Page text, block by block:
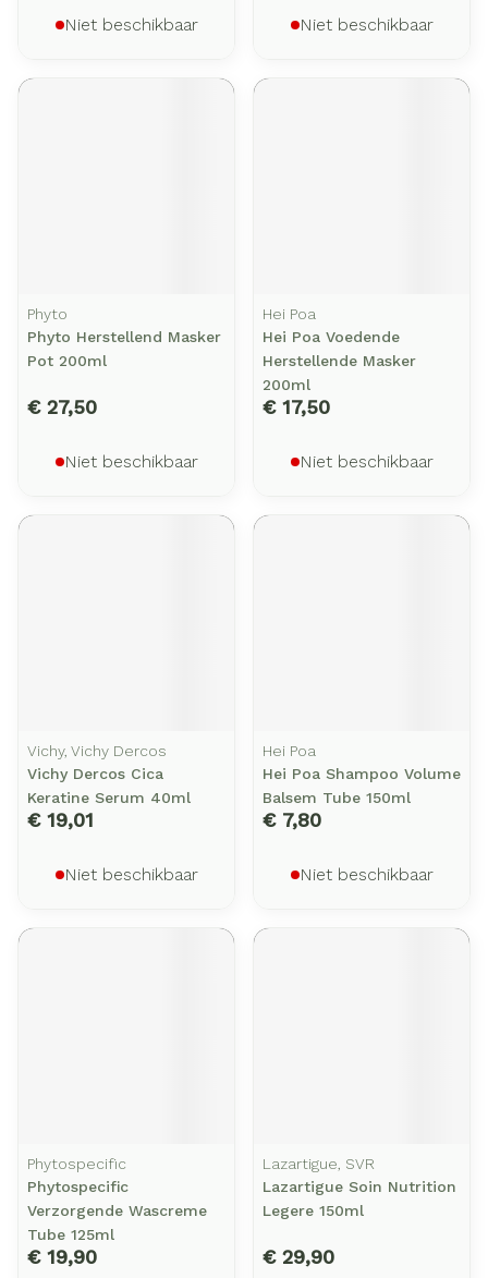
Niet beschikbaar Niet beschikbaar
Phyto
Phyto Herstellend Masker
Pot 200ml
€ 27,50
Niet beschikbaar
Hei Poa
Hei Poa Voedende
Herstellende Masker
200ml
€ 17,50
Niet beschikbaar
Vichy, Vichy Dercos
Vichy Dercos Cica
Keratine Serum 40ml
€ 19,01
Niet beschikbaar
Hei Poa
Hei Poa Shampoo Volume
Balsem Tube 150ml
€ 7,80
Niet beschikbaar
Phytospecific
Phytospecific
Verzorgende Wascreme
Tube 125ml
€ 19,90
Lazartigue, SVR
Lazartigue Soin Nutrition
Legere 150ml
€ 29,90